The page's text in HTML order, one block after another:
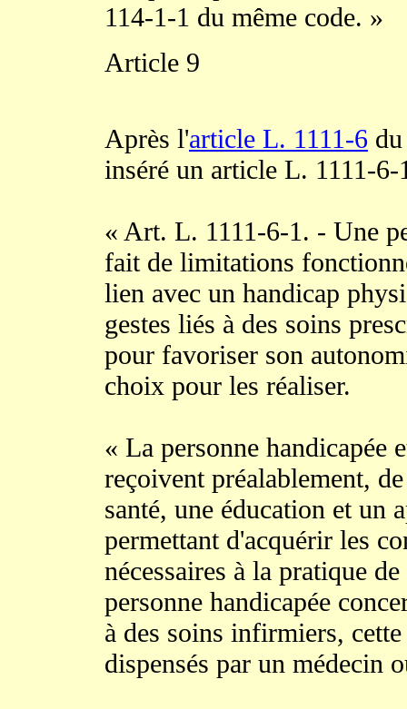
114-1-1 du même code. »
Article 9
Après l'article L. 1111-6
inséré un article L. 1111-
« Art. L. 1111-6-1. - Une
fait de limitations
lien avec un handicap
gestes liés à des soins
pour favoriser son
choix pour les réaliser.
« La personne handicapée
reçoivent préalablement,
santé, une éducation et un
permettant d'acquérir les
nécessaires à la pratique
personne handicapée
à des soins infirmiers,
dispensés par un médecin